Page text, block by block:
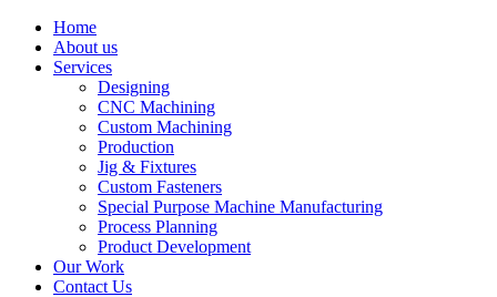
Home
About us
Services
Designing
CNC Machining
Custom Machining
Production
Jig & Fixtures
Custom Fasteners
Special Purpose Machine Manufacturing
Process Planning
Product Development
Our Work
Contact Us